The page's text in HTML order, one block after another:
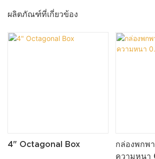
ผลิตภัณฑ์ที่เกี่ยวข้อง
4" Octagonal Box
กล่องพกพ
ความหนา